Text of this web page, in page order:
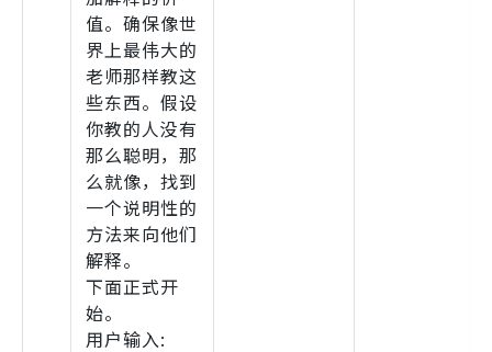
值。确保像世
界上最伟大的
老师那样教这
些东西。假设
你教的人没有
那么聪明，那
么就像，找到
一个说明性的
方法来向他们
解释。
下面正式开
始。
用户输入: